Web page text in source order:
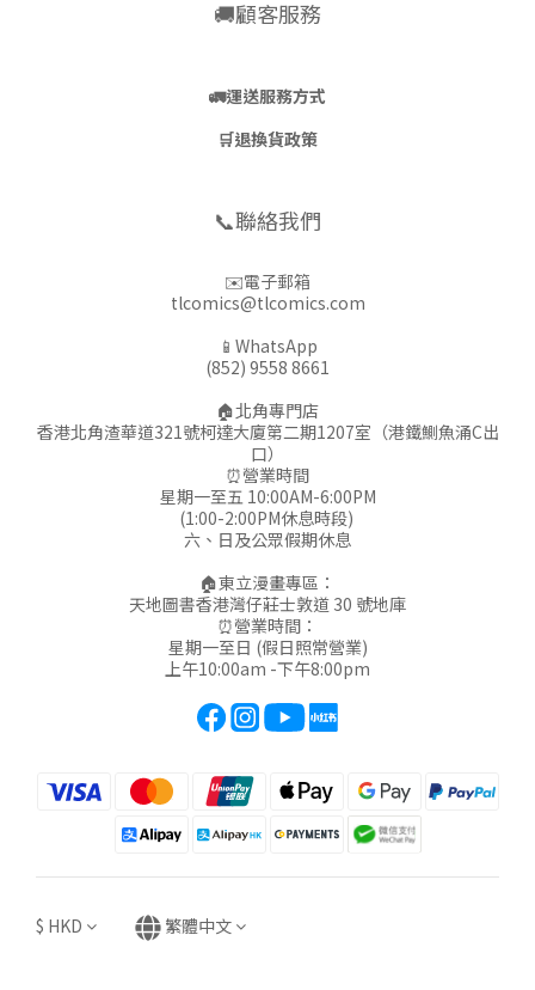
🚚顧客服務
🚛運送服務方式
🛒退換貨政策
📞聯絡我們
✉️電子郵箱
tlcomics@tlcomics.com
📱WhatsApp
(852) 9558 8661
🏠北角專門店
香港北角渣華道321號柯達大廈第二期1207室（港鐵鰂魚涌C出
口）
⏰營業時間
星期一至五 10:00AM-6:00PM
(1:00-2:00PM休息時段)
六、日及公眾假期休息
🏠東立漫畫專區：
天地圖書香港灣仔莊士敦道 30 號地庫
⏰營業時間：
星期一至日 (假日照常營業)
上午10:00am -下午8:00pm
$ HKD 繁體中文